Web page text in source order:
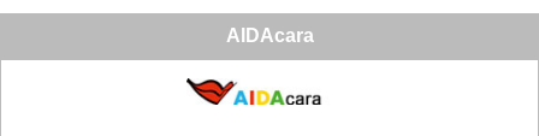
AIDAcara